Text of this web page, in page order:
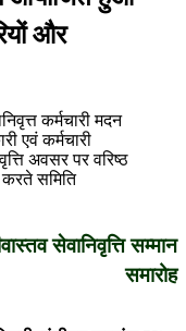
और
अवसर पर वरिष्ठ
करते समिति
सेवानिवृत्ति सम्मान
समारोह